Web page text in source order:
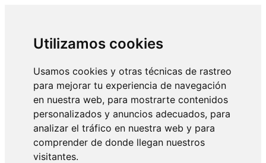
Utilizamos cookies
Usamos cookies y otras técnicas de rastreo
para mejorar tu experiencia de navegación
en nuestra web, para mostrarte contenidos
personalizados y anuncios adecuados, para
analizar el tráfico en nuestra web y para
comprender de donde llegan nuestros
visitantes.